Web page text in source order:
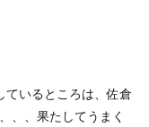
ているところは、佐倉
、、果たしてうまく